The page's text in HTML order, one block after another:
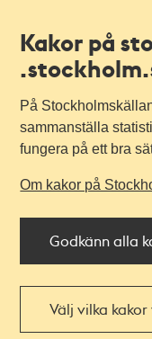
Kakor på
På
sammanställa
fungera på ett bra
Om kakor på
Godkänn alla
Välj vilka